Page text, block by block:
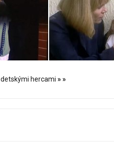
hercami »»